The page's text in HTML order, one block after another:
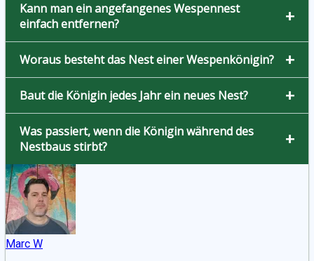
Kann man ein angefangenes Wespennest
einfach entfernen?
+
Woraus besteht das Nest einer Wespenkönigin? +
Baut die Königin jedes Jahr ein neues Nest? +
Was passiert, wenn die Königin während des
Nestbaus stirbt?
+
Marc W